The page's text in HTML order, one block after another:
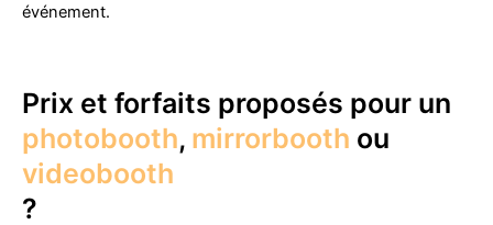
événement.
Prix et forfaits proposés pour un
photobooth, mirrorbooth ou
videobooth
?